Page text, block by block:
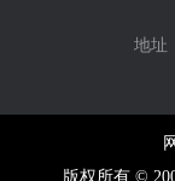
地址
版权所有 ©